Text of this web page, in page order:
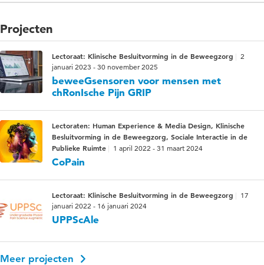
Projecten
Lectoraat: Klinische Besluitvorming in de Beweegzorg
2
januari 2023 - 30 november 2025
beweeGsensoren voor mensen met
chRonIsche Pijn GRIP
Lectoraten: Human Experience & Media Design, Klinische
Besluitvorming in de Beweegzorg, Sociale Interactie in de
Publieke Ruimte
1 april 2022 - 31 maart 2024
CoPain
Lectoraat: Klinische Besluitvorming in de Beweegzorg
17
januari 2022 - 16 januari 2024
UPPScAle
Meer projecten